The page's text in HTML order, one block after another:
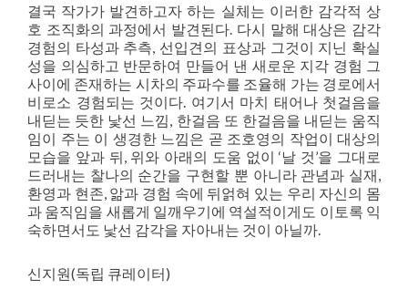
결국 작가가 발견하고자 하는 실체는 이러한 감각적 상
호 조직화의 과정에서 발견된다. 다시 말해 대상은 감각
경험의 타성과 추측, 선입견의 표상과 그것이 지닌 확실
성을 의심하고 반문하여 만들어 낸 새로운 지각 경험 그
사이에 존재하는 시차의 주파수를 조율해 가는 경로에서
비로소 경험되는 것이다. 여기서 마치 태어나 첫걸음을
내딛는 듯한 낯선 느낌, 한걸음 또 한걸음을 내딛는 움직
임이 주는 이 생경한 느낌은 곧 조호영의 작업이 대상의
모습을 앞과 뒤, 위와 아래의 도움 없이 ‘날 것’을 그대로
드러내는 찰나의 순간을 구현할 뿐 아니라 관념과 실재,
환영과 현존, 앎과 경험 속에 뒤얽혀 있는 우리 자신의 몸
과 움직임을 새롭게 일깨우기에 역설적이게도 이토록 익
숙하면서도 낯선 감각을 자아내는 것이 아닐까.
신지원(독립 큐레이터)